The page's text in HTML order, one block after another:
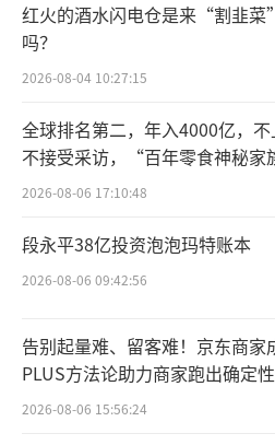
韩克志在发言中表
红火的酒水闪电仓是来“割韭
吗？
2026-08-04 10:27:15
全球排名第二，年入4000亿，不
不接受采访，“百年零食神秘
出水面？
2026-08-06 17:10:48
段永平38亿投资泡泡玛特账本
2026-08-06 09:42:56
告别起量难、留客难！京东商家
PLUS方法论助力商家跑出确定
路径
2026-08-06 15:56:24